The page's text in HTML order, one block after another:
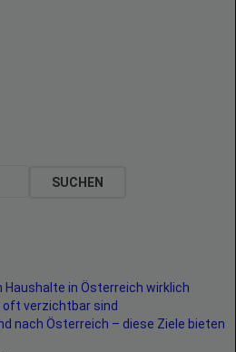
SUCHEN
Haushalte in Österreich wirklich
oft verzichtbar sind
nach Österreich – diese Ziele bieten